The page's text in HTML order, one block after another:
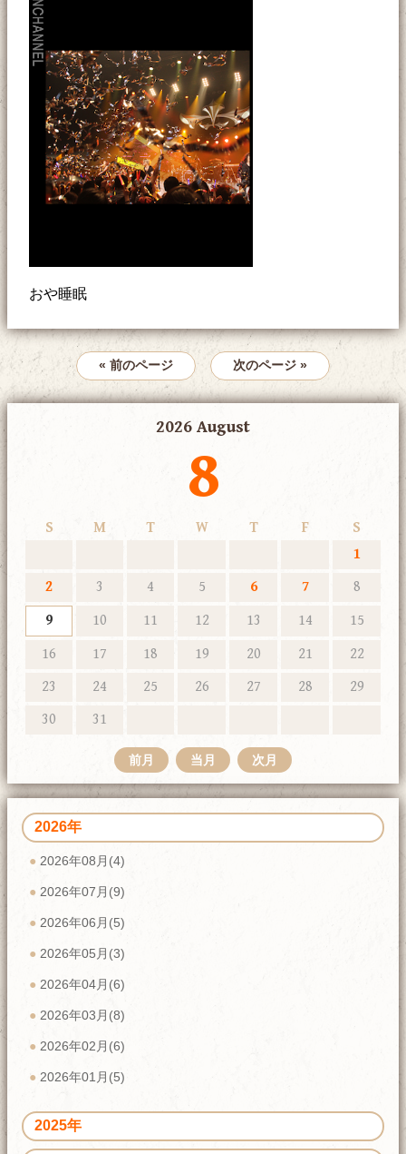
おや睡眠
« 前のページ 次のページ »
2026 August
8
S M T W T F
S
1
2
3 4 5 6 7
8
9
10 11 12 13 14
15
16
17 18 19 20 21
22
23
24 25 26 27 28
29
30
31
前月 当月 次月
2026年
2026年08月(4)
2026年07月(9)
2026年06月(5)
2026年05月(3)
2026年04月(6)
2026年03月(8)
2026年02月(6)
2026年01月(5)
2025年